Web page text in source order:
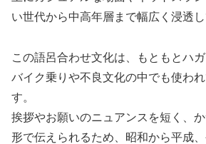
い世代から中高年層まで幅広く浸透し
この語呂合わせ文化は、もともとハ
バイク乗りや不良文化の中でも使わ
す。
挨拶やお願いのニュアンスを短く、
形で伝えられるため、昭和から平成